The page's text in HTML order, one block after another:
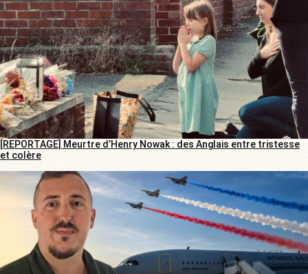
[REPORTAGE] Meurtre d’Henry Nowak : des Anglais entre tristesse
et colère